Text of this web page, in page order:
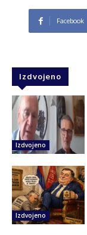
Facebook
Izdvojeno
Izdvojeno
Izdvojeno